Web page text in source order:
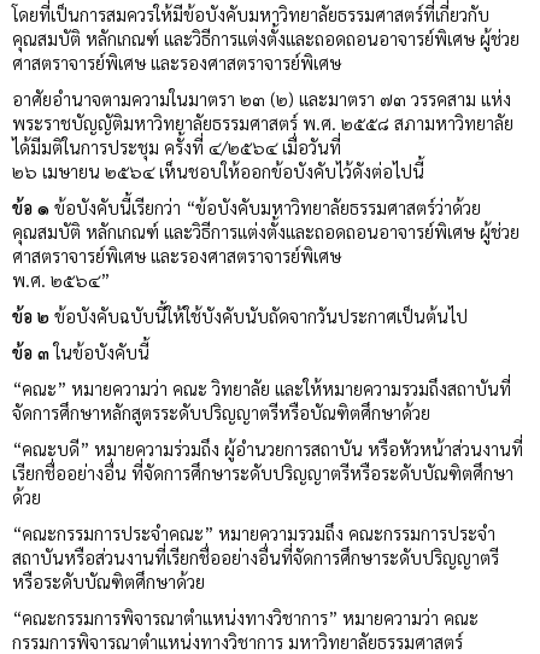
โดยที่เป็นการสมควรให้มีข้อบังคับมหาวิทยาลัยธรรมศาสตร์ที่เกี่ยวกับ
คุณสมบัติ หลักเกณฑ์ และวิธีการแต่งตั้งและถอดถอนอาจารย์พิเศษ ผู้ช่วย
ศาสตราจารย์พิเศษ และรองศาสตราจารย์พิเศษ
อาศัยอำนาจตามความในมาตรา ๒๓ (๒) และมาตรา ๗๓ วรรคสาม แห่ง
พระราชบัญญัติมหาวิทยาลัยธรรมศาสตร์ พ.ศ. ๒๕๕๘ สภามหาวิทยาลัย
ได้มีมติในการประชุม ครั้งที่ ๔/๒๕๖๔ เมื่อวันที่
๒๖ เมษายน ๒๕๖๔ เห็นชอบให้ออกข้อบังคับไว้ดังต่อไปนี้
ข้อ ๑ ข้อบังคับนี้เรียกว่า “ข้อบังคับมหาวิทยาลัยธรรมศาสตร์ว่าด้วย
คุณสมบัติ หลักเกณฑ์ และวิธีการแต่งตั้งและถอดถอนอาจารย์พิเศษ ผู้ช่วย
ศาสตราจารย์พิเศษ และรองศาสตราจารย์พิเศษ
พ.ศ. ๒๕๖๔”
ข้อ ๒ ข้อบังคับฉบับนี้ให้ใช้บังคับนับถัดจากวันประกาศเป็นต้นไป
ข้อ ๓ในข้อบังคับนี้
“คณะ” หมายความว่า คณะ วิทยาลัย และให้หมายความรวมถึงสถาบันที่
จัดการศึกษาหลักสูตรระดับปริญญาตรีหรือบัณฑิตศึกษาด้วย
“คณะบดี” หมายความร่วมถึง ผู้อำนวยการสถาบัน หรือหัวหน้าส่วนงานที่
เรียกชื่ออย่างอื่น ที่จัดการศึกษาระดับปริญญาตรีหรือระดับบัณฑิตศึกษา
ด้วย
“คณะกรรมการประจำคณะ” หมายความรวมถึง คณะกรรมการประจำ
สถาบันหรือส่วนงานที่เรียกชื่ออย่างอื่นที่จัดการศึกษาระดับปริญญาตรี
หรือระดับบัณฑิตศึกษาด้วย
“คณะกรรมการพิจารณาตำแหน่งทางวิชาการ” หมายความว่า คณะ
กรรมการพิจารณาตำแหน่งทางวิชาการ มหาวิทยาลัยธรรมศาสตร์